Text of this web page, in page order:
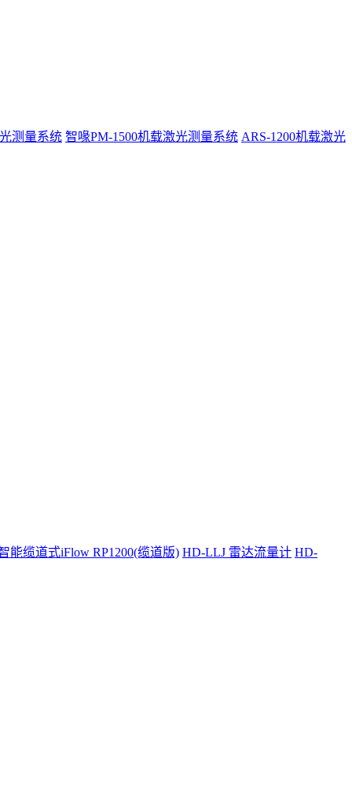
测量系统 智喙PM-1500机载激光测量系统 ARS-1200机载激光
能缆道式iFlow RP1200(缆道版) HD-LLJ 雷达流量计 HD-